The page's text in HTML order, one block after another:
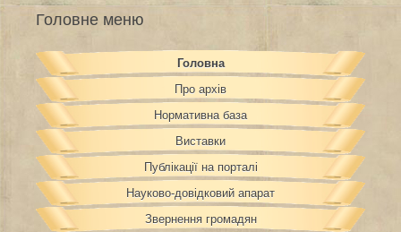
Головне меню
Головна
Про архів
Нормативна база
Виставки
Публікації на порталі
Науково-довідковий апарат
Звернення громадян